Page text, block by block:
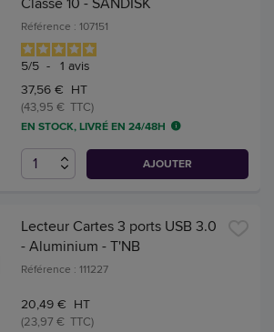
Référence : 107151
5/5 - 1 avis
37,56 € HT
(43,95 € TTC)
EN STOCK, LIVRÉ EN 24/48H
AJOUTER
Lecteur Cartes 3 ports USB 3.0
- Aluminium - T'NB
Référence : 111227
20,49 € HT
(23,97 € TTC)